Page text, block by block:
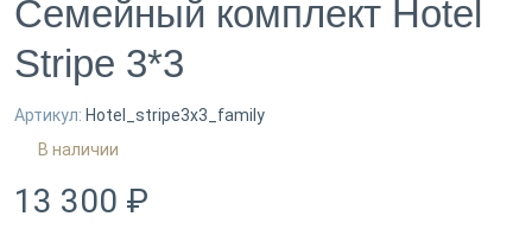
Семейный комплект Hotel
Stripe 3*3
Артикул: Hotel_stripe3x3_family
В наличии
13 300 ₽